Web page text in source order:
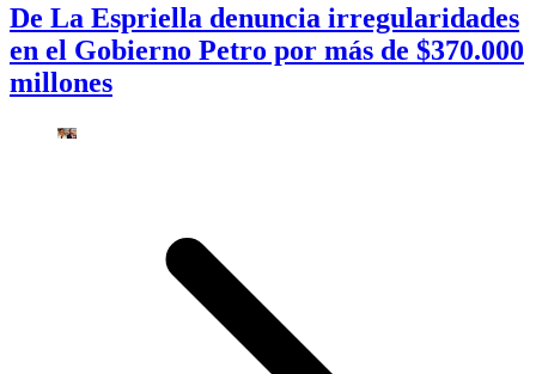
De La Espriella denuncia irregularidades
en el Gobierno Petro por más de $370.000
millones